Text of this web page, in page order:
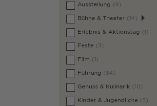
Ausstellung (9)
Bühne & Theater (14)
Erlebnis & Aktionstag (1)
Feste (3)
Film (1)
Führung (84)
Genuss & Kulinarik (10)
Kinder & Jugendliche (5)